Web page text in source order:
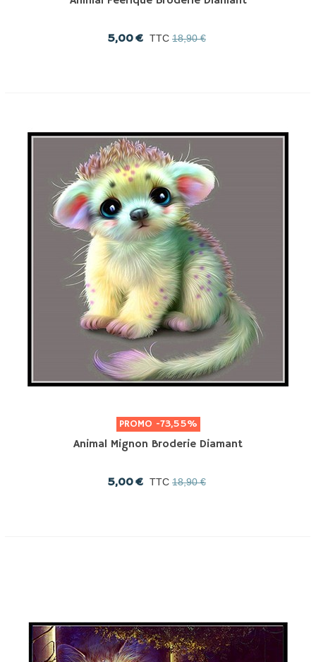
5,00 € TTC 18,90 €
PROMO -73,55%
Animal Mignon Broderie Diamant
5,00 € TTC 18,90 €